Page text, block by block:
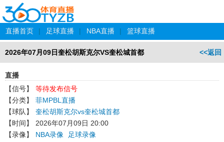
直播首页 | 足球直播 | NBA直播 | 篮球直播
<<返回
2026年07月09日奎松胡斯克尔VS奎松城首都
直播
【信号】
等待发布信号
【分类】
菲MPBL直播
【球队】
奎松胡斯克尔vs奎松城首都
【时间】
2026年07月09日 20:00
【录像】
NBA录像
足球录像